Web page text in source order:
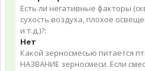
Есть ли негативные факторы
сухость воздуха, плохое
и т.д.)?:
Нет
Какой зерносмесью питается
НАЗВАНИЕ зерносмеси. Если